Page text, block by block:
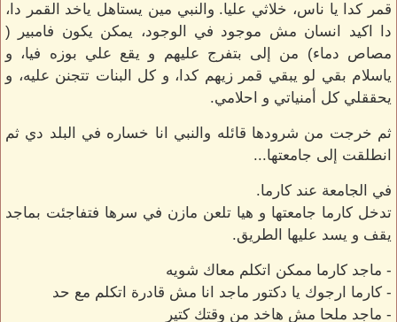
قمر كدا يا ناس، خلاثي عليا. والنبي مين يستاهل ياخد القمر دا،
دا اكيد انسان مش موجود في الوجود، يمكن يكون فامبير (
مصاص دماء) من إلى بتفرج عليهم و يقع علي بوزه فيا، و
ياسلام بقي لو يبقي قمر زيهم كدا، و كل البنات تتجنن عليه، و
يحققلي كل أمنياتي و احلامي.
ثم خرجت من شرودها قائله والنبي انا خساره في البلد دي ثم
انطلقت إلى جامعتها...
في الجامعة عند كارما.
تدخل كارما جامعتها و هيا تلعن مازن في سرها فتفاجئت بماجد
يقف و يسد عليها الطريق.
- ماجد كارما ممكن اتكلم معاك شويه
- كارما ارجوك يا دكتور ماجد انا مش قادرة اتكلم مع حد
- ماجد ملحا مش هاخد من وقتك كتير